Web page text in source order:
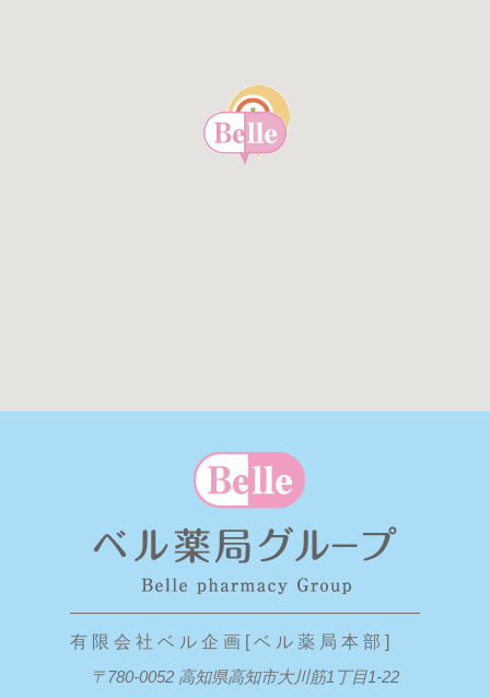
有 限 会 社 ベ ル 企 画 [ ベ ル 薬 局 本 部 ]
〒780-0052 高知県高知市大川筋1丁目1-22